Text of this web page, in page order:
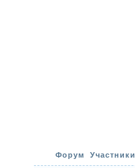
Форум Участники